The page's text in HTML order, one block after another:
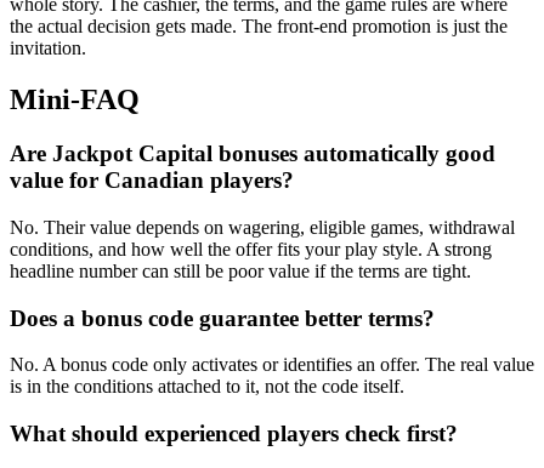
whole story. The cashier, the terms, and the game rules are where
the actual decision gets made. The front-end promotion is just the
invitation.
Mini-FAQ
Are Jackpot Capital bonuses automatically good
value for Canadian players?
No. Their value depends on wagering, eligible games, withdrawal
conditions, and how well the offer fits your play style. A strong
headline number can still be poor value if the terms are tight.
Does a bonus code guarantee better terms?
No. A bonus code only activates or identifies an offer. The real value
is in the conditions attached to it, not the code itself.
What should experienced players check first?